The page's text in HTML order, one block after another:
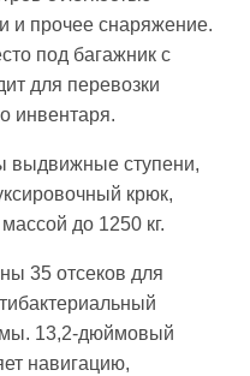
и прочее снаряжение.
под багажник с
для перевозки
инвентаря.
выдвижные ступени,
крюк,
до 1250 кг.
35 отсеков для
13,2-дюймовый
навигацию,